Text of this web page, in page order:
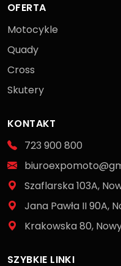
OFERTA
Motocykle
Quady
Cross
Skutery
KONTAKT
723 900 800
Szaflarska 103A,
Jana Pawła II 90A,
Krakowska 80,
SZYBKIE LINKI